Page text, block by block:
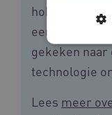
hobby op
een plan voor
gekeken
technologie
Lees meer